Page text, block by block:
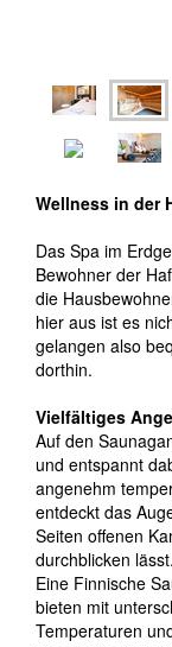
Wellness in der
Das Spa im
Bewohner der
die
hier aus ist es
gelangen also
dorthin.
Vielfältiges
Auf den
und entspannt
angenehm
entdeckt das
Seiten offenen
durchblicken lässt.
Eine Finnische
bieten mit
Temperaturen